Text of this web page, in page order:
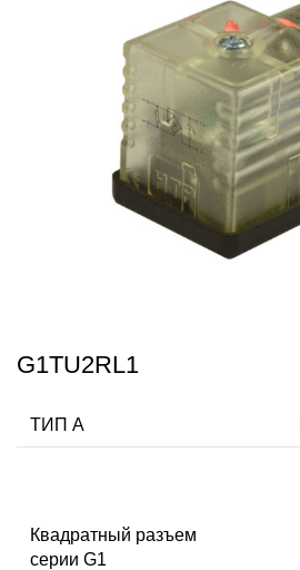
G1TU2RL1
ТИП А
Квадратный разъем
серии G1